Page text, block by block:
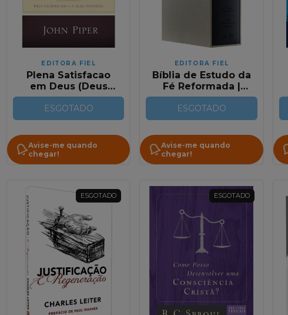
EDITORA FIEL
Plena Satisfacao
em Deus (Deus
Glorificado e a
Alma Satisfeita)
ESGOTADO
Avise-me quando
chegar!
EDITORA FIEL
Bíblia de Estudo da
Fé Reformada |
Com Estojo | Capa
Luxo Azul Marinho
ESGOTADO
Avise-me quando
chegar!
ESGOTADO ESGOTADO